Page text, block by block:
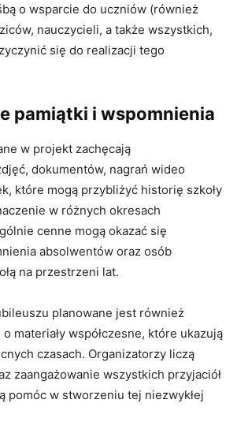
o wsparcie do uczniów (również
nauczycieli, a także wszystkich,
się do realizacji tego
pamiątki i wspomnienia
w projekt zachęcają
dokumentów, nagrań wideo
które mogą przybliżyć historię szkoły
w różnych okresach
cenne mogą okazać się
absolwentów oraz osób
na przestrzeni lat.
planowane jest również
materiały współczesne, które ukazują
czasach. Organizatorzy liczą
zaangażowanie wszystkich przyjaciół
pomóc w stworzeniu tej niezwykłej